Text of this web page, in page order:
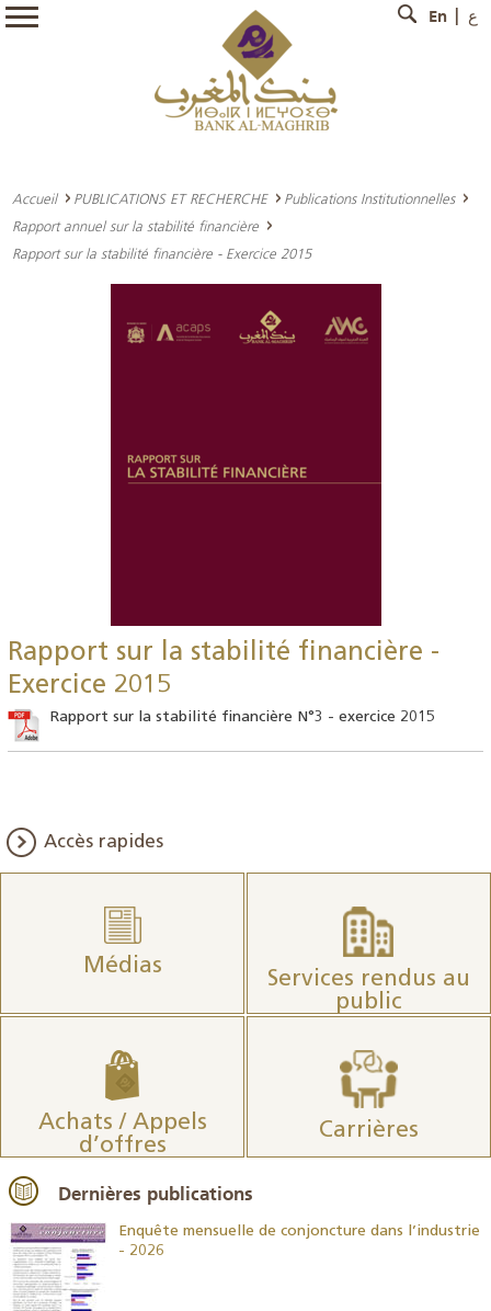
En ع
Accueil PUBLICATIONS ET RECHERCHE
Publications Institutionnelles
Rapport annuel sur la stabilité financière
Rapport sur la stabilité financière - Exercice 2015
Rapport sur la stabilité financière -
Exercice 2015
Rapport sur la stabilité financière N°3 - exercice 2015
Accès rapides
Médias
Services rendus au
public
Achats / Appels
d’offres
Carrières
Dernières publications
Enquête mensuelle de conjoncture dans l’industrie
- 2026